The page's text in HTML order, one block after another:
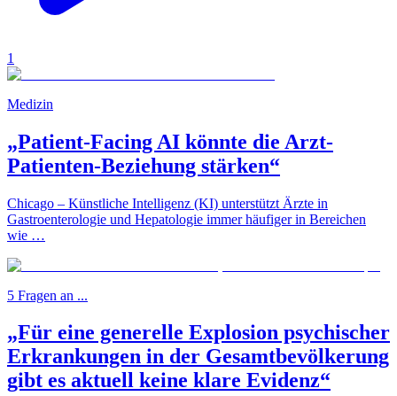
1
Medizin
„Patient-Facing AI könnte die Arzt-
Patienten-Beziehung stärken“
Chicago – Künstliche Intelligenz (KI) unterstützt Ärzte in
Gastroenterologie und Hepatologie immer häufiger in Bereichen
wie …
5 Fragen an ...
„Für eine generelle Explosion psychischer
Erkrankungen in der Gesamtbevölkerung
gibt es aktuell keine klare Evidenz“